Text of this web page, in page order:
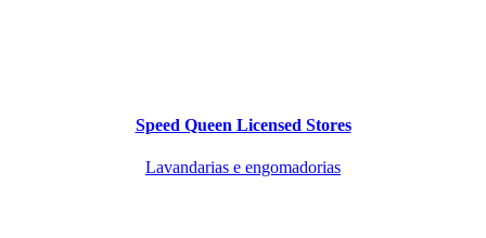
Speed Queen Licensed Stores
Lavandarias e engomadorias